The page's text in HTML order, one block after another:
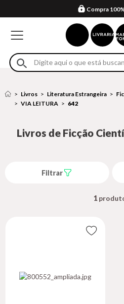
Formas de
Compra
Em até 4x sem
Retire na
Livros Literatura Estrangeira
VIA LEITURA
642
Livros de Ficção
Filtrar
1